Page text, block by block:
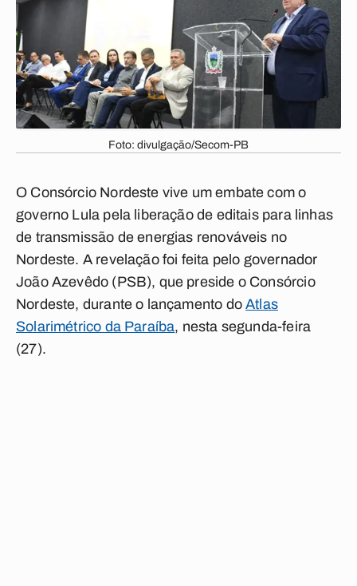
Foto: divulgação/Secom-PB
O Consórcio Nordeste vive um embate com o
governo Lula pela liberação de editais para linhas
de transmissão de energias renováveis no
Nordeste. A revelação foi feita pelo governador
João Azevêdo (PSB), que preside o Consórcio
Nordeste, durante o lançamento doAtlas
Solarimétrico da Paraíba, nesta segunda-feira
(27).